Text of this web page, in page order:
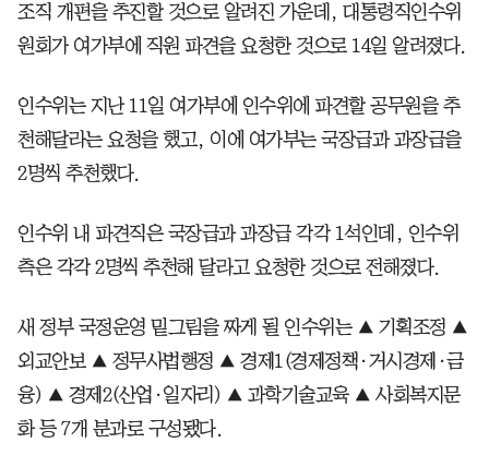
조직 개편을 추진할 것으로 알려진 가운데, 대통령직인수위
원회가 여가부에 직원 파견을 요청한 것으로 14일 알려졌다.
인수위는 지난 11일 여가부에 인수위에 파견할 공무원을 추
천해달라는 요청을 했고, 이에 여가부는 국장급과 과장급을
2명씩 추천했다.
인수위 내 파견직은 국장급과 과장급 각각 1석인데, 인수위
측은 각각 2명씩 추천해 달라고 요청한 것으로 전해졌다.
새 정부 국정운영 밑그림을 짜게 될 인수위는 ▲ 기획조정 ▲
외교안보 ▲ 정무사법행정 ▲ 경제1(경제정책·거시경제·금
융) ▲ 경제2(산업·일자리) ▲ 과학기술교육 ▲ 사회복지문
화 등 7개 분과로 구성됐다.